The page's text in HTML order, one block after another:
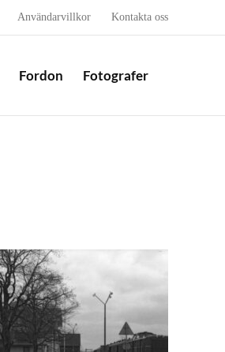
Användarvillkor Kontakta oss
Fordon Fotografer